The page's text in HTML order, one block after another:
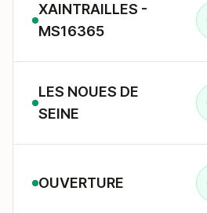
XAINTRAILLES -
MS16365
LES NOUES DE
SEINE
OUVERTURE